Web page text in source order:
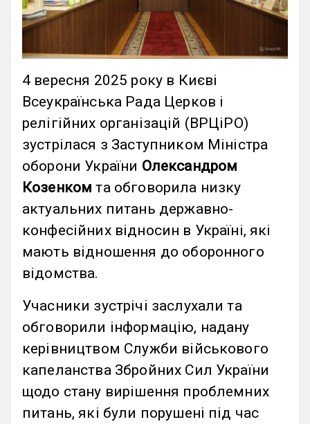
4 вересня 2025 року в Києві
Всеукраїнська Рада Церков і
релігійних організацій (ВРЦіРО)
зустрілася з Заступником Міністра
оборони України Олександром
Козенком та обговорила низку
актуальних питань державно-
конфесійних відносин в Україні, які
мають відношення до оборонного
відомства.
Учасники зустрічі заслухали та
обговорили інформацію, надану
керівництвом Служби військового
капеланства Збройних Сил України
щодо стану вирішення проблемних
питань, які були порушені під час